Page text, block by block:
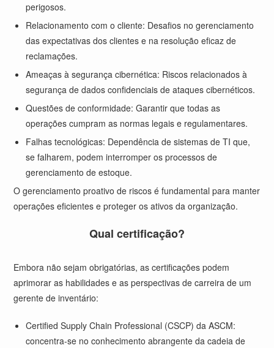
perigosos.
Relacionamento com o cliente: Desafios no gerenciamento
das expectativas dos clientes e na resolução eficaz de
reclamações.
Ameaças à segurança cibernética: Riscos relacionados à
segurança de dados confidenciais de ataques cibernéticos.
Questões de conformidade: Garantir que todas as
operações cumpram as normas legais e regulamentares.
Falhas tecnológicas: Dependência de sistemas de TI que,
se falharem, podem interromper os processos de
gerenciamento de estoque.
O gerenciamento proativo de riscos é fundamental para manter
operações eficientes e proteger os ativos da organização.
Qual certificação?
Embora não sejam obrigatórias, as certificações podem
aprimorar as habilidades e as perspectivas de carreira de um
gerente de inventário:
Certified Supply Chain Professional (CSCP) da ASCM:
concentra-se no conhecimento abrangente da cadeia de